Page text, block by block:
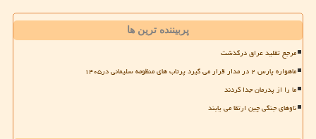
پربیننده ترین ها
مرجع تقلید عراق درگذشت
ماهواره پارس ۲ در مدار قرار می گیرد پرتاب های منظومه سلیمانی در۱۴۰۵
ما را از پدرمان جدا کردند
ناوهای جنگی چین ارتقا می یابند